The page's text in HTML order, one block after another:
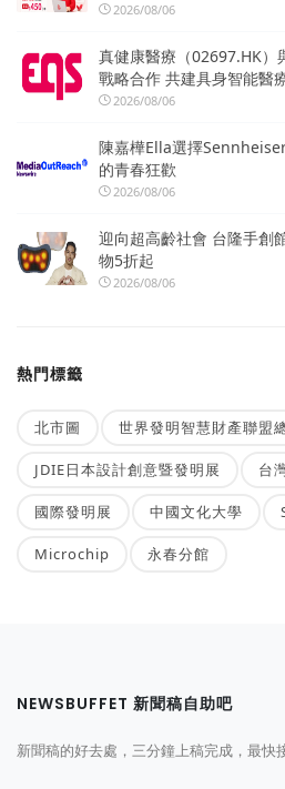
2026/08/06
真健康醫療（02697.HK）
戰略合作 共建具身智能醫
2026/08/06
陳嘉樺Ella選擇
的青春狂歡
2026/08/06
迎向超高齡社會 台隆手創
物5折起
2026/08/06
熱門標籤
北市圖 世界發明智慧財產聯盟
JDIE日本設計創意暨發明展 台
國際發明展 中國文化大學
Microchip 永春分館
NEWSBUFFET 新聞稿自助吧
新聞稿的好去處，三分鐘上稿完成，最快